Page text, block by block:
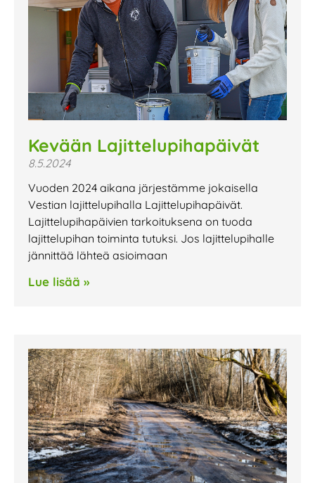
Kevään Lajittelupihapäivät
8.5.2024
Vuoden 2024 aikana järjestämme jokaisella
Vestian lajittelupihalla Lajittelupihapäivät.
Lajittelupihapäivien tarkoituksena on tuoda
lajittelupihan toiminta tutuksi. Jos lajittelupihalle
jännittää lähteä asioimaan
Lue lisää »